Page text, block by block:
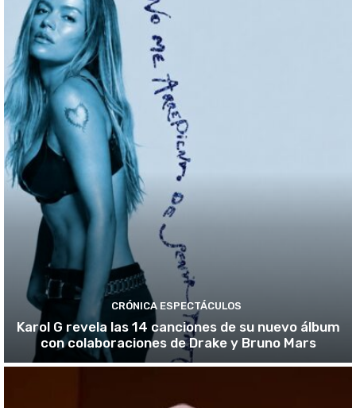
CRÓNICA ESPECTÁCULOS
Karol G revela las 14 canciones de su nuevo álbum
con colaboraciones de Drake y Bruno Mars